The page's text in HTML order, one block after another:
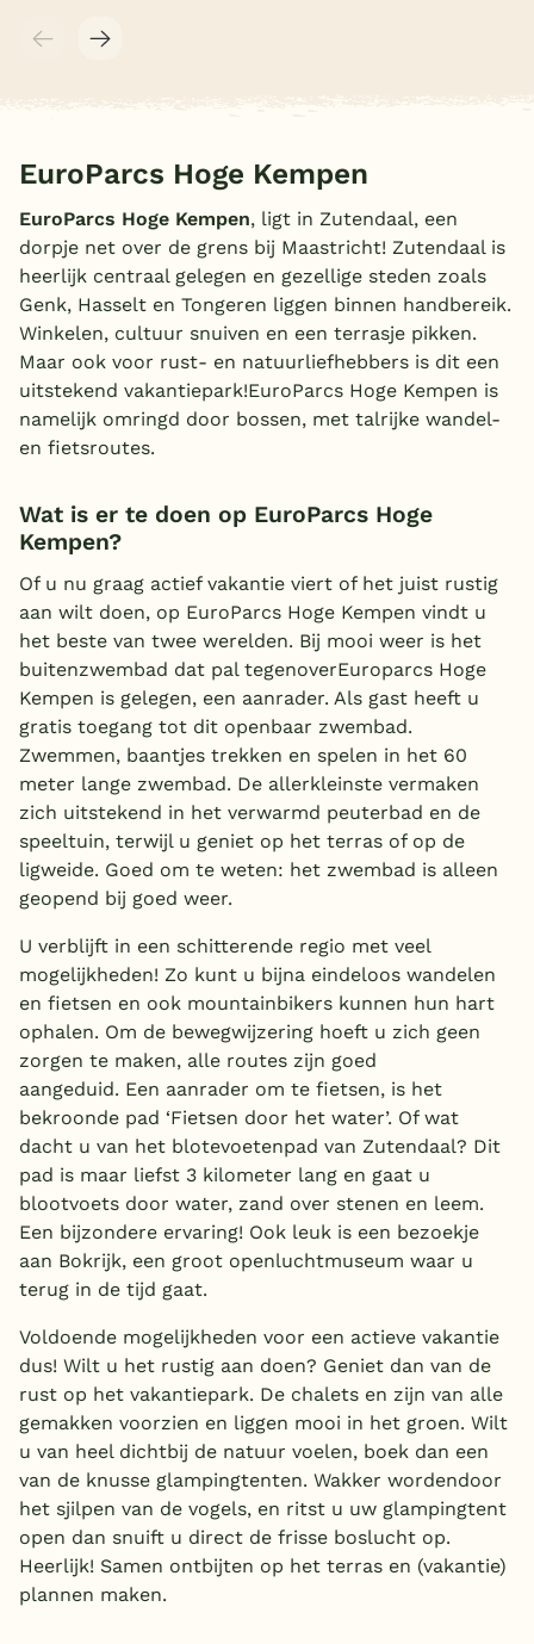
EuroParcs Hoge Kempen
EuroParcs Hoge Kempen, ligt in Zutendaal, een
dorpje net over de grens bij Maastricht! Zutendaal is
heerlijk centraal gelegen en gezellige steden zoals
Genk, Hasselt en Tongeren liggen binnen handbereik.
Winkelen, cultuur snuiven en een terrasje pikken.
Maar ook voor rust- en natuurliefhebbers is dit een
uitstekend vakantiepark!EuroParcs Hoge Kempen is
namelijk omringd door bossen, met talrijke wandel-
en fietsroutes.
Wat is er te doen op EuroParcs Hoge
Kempen?
Of u nu graag actief vakantie viert of het juist rustig
aan wilt doen, op EuroParcs Hoge Kempen vindt u
het beste van twee werelden. Bij mooi weer is het
buitenzwembad dat pal tegenoverEuroparcs Hoge
Kempen is gelegen, een aanrader. Als gast heeft u
gratis toegang tot dit openbaar zwembad.
Zwemmen, baantjes trekken en spelen in het 60
meter lange zwembad. De allerkleinste vermaken
zich uitstekend in het verwarmd peuterbad en de
speeltuin, terwijl u geniet op het terras of op de
ligweide. Goed om te weten: het zwembad is alleen
geopend bij goed weer.
U verblijft in een schitterende regio met veel
mogelijkheden! Zo kunt u bijna eindeloos wandelen
en fietsen en ook mountainbikers kunnen hun hart
ophalen. Om de bewegwijzering hoeft u zich geen
zorgen te maken, alle routes zijn goed
aangeduid. Een aanrader om te fietsen, is het
bekroonde pad ‘Fietsen door het water’. Of wat
dacht u van het blotevoetenpad van Zutendaal? Dit
pad is maar liefst 3 kilometer lang en gaat u
blootvoets door water, zand over stenen en leem.
Een bijzondere ervaring! Ook leuk is een bezoekje
aan Bokrijk, een groot openluchtmuseum waar u
terug in de tijd gaat.
Voldoende mogelijkheden voor een actieve vakantie
dus! Wilt u het rustig aan doen? Geniet dan van de
rust op het vakantiepark. De chalets en zijn van alle
gemakken voorzien en liggen mooi in het groen. Wilt
u van heel dichtbij de natuur voelen, boek dan een
van de knusse glampingtenten. Wakker wordendoor
het sjilpen van de vogels, en ritst u uw glampingtent
open dan snuift u direct de frisse boslucht op.
Heerlijk! Samen ontbijten op het terras en (vakantie)
plannen maken.